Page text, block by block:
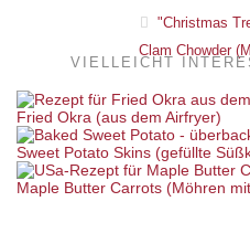
"Christmas
Clam Chowder
VIELLEICHT
Fried Okra (aus dem Airfryer)
Sweet Potato Skins (gefüllte
Maple Butter Carrots (Möhren